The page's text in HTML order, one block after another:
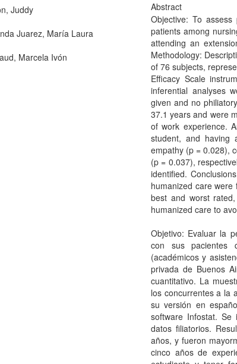
Juddy
Juarez, María Laura
Marcela Ivón
Abstract
Objective: To
patients among
attending an
Methodology:
of 76 subjects,
Efficacy Scale
inferential analyses
given and no
37.1 years and were
of work experience.
student, and having
empathy (p = 0.028),
(p = 0.037),
identified.
humanized care
best and worst
humanized care to
Objetivo: Evaluar la
con sus pacientes
(académicos y
privada de Buenos
cuantitativo. La
los concurrentes a la
su versión en
software Infostat. Se
datos filiatorios.
años, y fueron
cinco años de